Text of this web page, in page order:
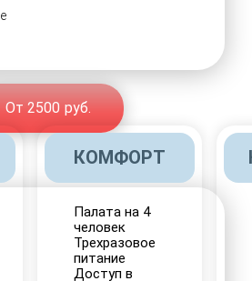
От 2500 руб.
КОМФОРТ
Палата на 4
человек
Трехразовое
питание
Доступ в